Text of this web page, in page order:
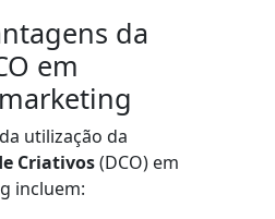
da
em
utilização da
Criativos(DCO) em
incluem: